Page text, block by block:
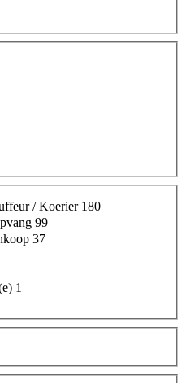
/ Koerier 180
99
37
1